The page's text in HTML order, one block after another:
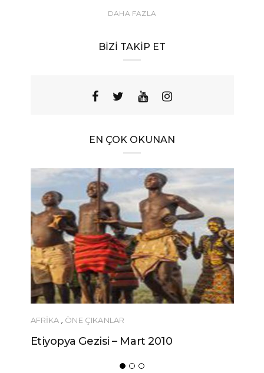
DAHA FAZLA
BIZI TAKIP ET
EN ÇOK OKUNAN
,ÖNE ÇIKANLAR
Gezisi – Mart 2010